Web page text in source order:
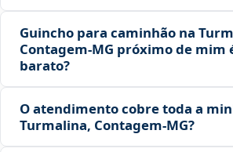
Guincho para caminhão na
Contagem‑MG próximo de mim
barato?
O atendimento cobre toda a
Turmalina, Contagem‑MG?